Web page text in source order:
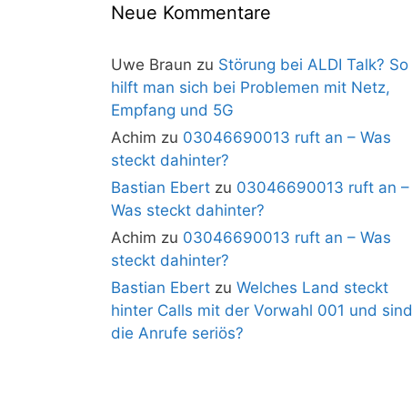
Neue Kommentare
Uwe Braun zu Störung bei ALDI Talk? So
hilft man sich bei Problemen mit Netz,
Empfang und 5G
Achim zu 03046690013 ruft an – Was
steckt dahinter?
Bastian Ebert zu 03046690013 ruft an –
Was steckt dahinter?
Achim zu 03046690013 ruft an – Was
steckt dahinter?
Bastian Ebert zu Welches Land steckt
hinter Calls mit der Vorwahl 001 und sind
die Anrufe seriös?